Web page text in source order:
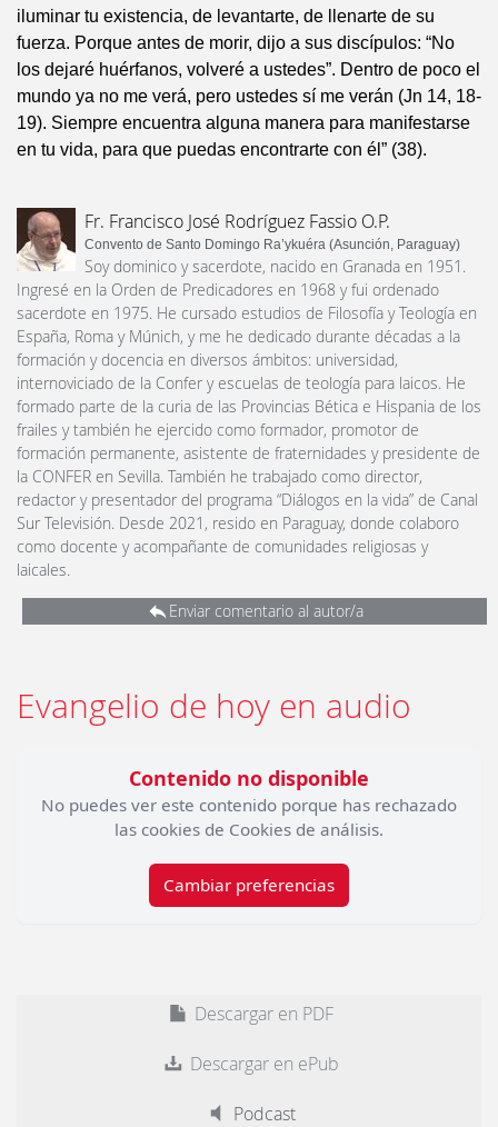
iluminar tu existencia, de levantarte, de llenarte de su
fuerza. Porque antes de morir, dijo a sus discípulos: “No
los dejaré huérfanos, volveré a ustedes”. Dentro de poco el
mundo ya no me verá, pero ustedes sí me verán (Jn 14, 18-
19). Siempre encuentra alguna manera para manifestarse
en tu vida, para que puedas encontrarte con él” (38).
Fr. Francisco José Rodríguez Fassio O.P.
Convento de Santo Domingo Ra’ykuéra (Asunción, Paraguay)
Soy dominico y sacerdote, nacido en Granada en 1951.
Ingresé en la Orden de Predicadores en 1968 y fui ordenado
sacerdote en 1975. He cursado estudios de Filosofía y Teología en
España, Roma y Múnich, y me he dedicado durante décadas a la
formación y docencia en diversos ámbitos: universidad,
internoviciado de la Confer y escuelas de teología para laicos. He
formado parte de la curia de las Provincias Bética e Hispania de los
frailes y también he ejercido como formador, promotor de
formación permanente, asistente de fraternidades y presidente de
la CONFER en Sevilla. También he trabajado como director,
redactor y presentador del programa “Diálogos en la vida” de Canal
Sur Televisión. Desde 2021, resido en Paraguay, donde colaboro
como docente y acompañante de comunidades religiosas y
laicales.
Enviar comentario al autor/a
Evangelio de hoy en audio
Contenido no disponible
No puedes ver este contenido porque has rechazado
las cookies de Cookies de análisis.
Cambiar preferencias
Descargar en PDF
Descargar en ePub
Podcast